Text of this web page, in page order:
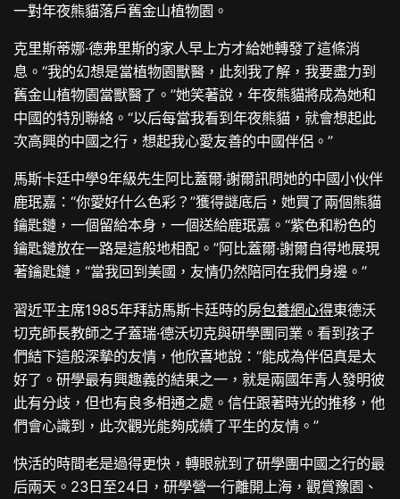
一對年夜熊貓落戶舊金山植物園。
克里斯蒂娜·德弗里斯的家人早上方才給她轉發了這條消
息。“我的幻想是當植物園獸醫，此刻我了解，我要盡力到
舊金山植物園當獸醫了。”她笑著說，年夜熊貓將成為她和
中國的特別聯絡。“以后每當我看到年夜熊貓，就會想起此
次高興的中國之行，想起我心愛友善的中國伴侶。”
馬斯卡廷中學9年級先生阿比蓋爾·謝爾訊問她的中國小伙伴
鹿珉嘉：“你愛好什么色彩？”獲得謎底后，她買了兩個熊貓
鑰匙鏈，一個留給本身，一個送給鹿珉嘉。“紫色和粉色的
鑰匙鏈放在一路是這般地相配。”阿比蓋爾·謝爾自得地展現
著鑰匙鏈，“當我回到美國，友情仍然陪同在我們身邊。”
習近平主席1985年拜訪馬斯卡廷時的房包養網心得東德沃
切克師長教師之子蓋瑞·德沃切克與研學團同業。看到孩子
們結下這般深摯的友情，他欣喜地說：“能成為伴侶真是太
好了。研學最有興趣義的結果之一，就是兩國年青人發明彼
此有分歧，但也有良多相通之處。信任跟著時光的推移，他
們會心識到，此次觀光能夠成績了平生的友情。”
快活的時間老是過得更快，轉眼就到了研學團中國之行的最
后兩天。23日至24日，研學營一行離開上海，觀賞豫園、